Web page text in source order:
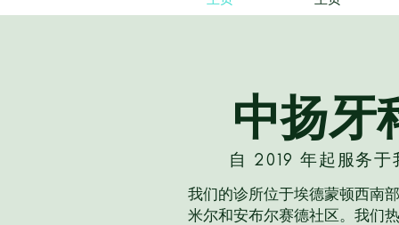
中扬牙
自 2019 年起服务
我们的诊所位于埃德蒙顿西南
米尔和安布尔赛德社区。我们